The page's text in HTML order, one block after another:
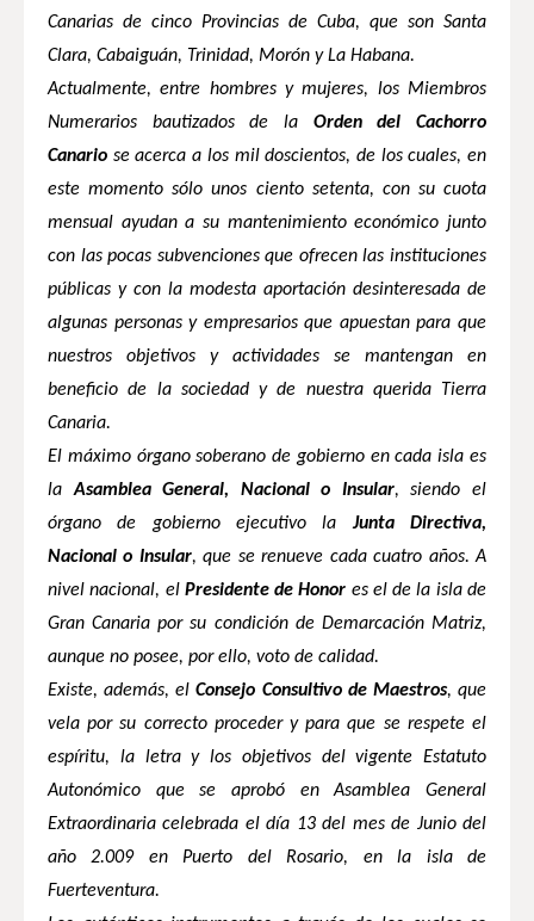
Canarias de cinco Provincias de Cuba, que son Santa
Clara, Cabaiguán, Trinidad, Morón yLa Habana.
Actualmente, entre hombres y mujeres, los Miembros
Numerarios bautizados de la Orden del Cachorro
Canario se acerca a los mil doscientos, de los cuales, en
este momento sólo unos ciento setenta, con su cuota
mensual ayudan a su mantenimiento económico junto
con las pocas subvenciones que ofrecen las instituciones
públicas y con la modesta aportación desinteresada de
algunas personas y empresarios que apuestan para que
nuestros objetivos y actividades se mantengan en
beneficio de la sociedad y de nuestra querida Tierra
Canaria.
El máximo órgano soberano de gobierno en cada isla es
laAsambleaGeneral, Nacional o Insular, siendo el
órgano de gobierno ejecutivolaJunta Directiva,
Nacional o Insular, que se renueve cada cuatro años. A
nivel nacional, el Presidente de Honor es el de la isla de
Gran Canaria por su condición de Demarcación Matriz,
aunque no posee, por ello, voto de calidad.
Existe, además, elConsejo Consultivo de Maestros, que
vela por su correcto proceder y para que se respete el
espíritu, la letra y los objetivos del vigente Estatuto
Autonómico que se aprobó en Asamblea General
Extraordinaria celebrada el día 13 del mes de Junio del
año 2.009 en Puerto del Rosario, en la isla de
Fuerteventura.